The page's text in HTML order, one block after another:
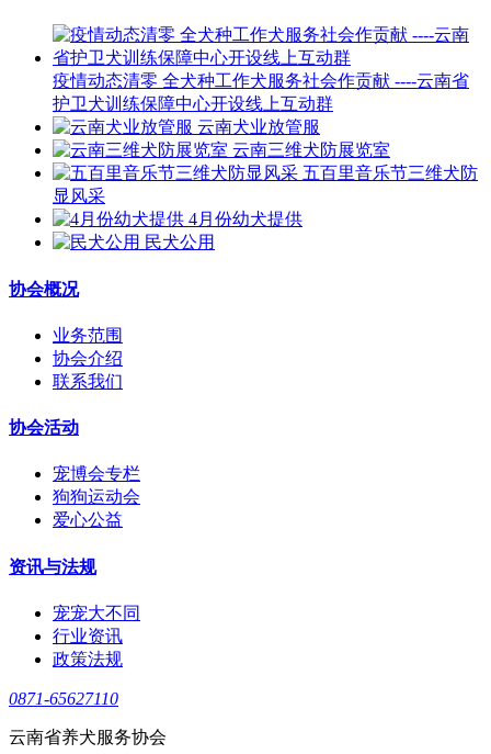
疫情动态清零 全犬种工作犬服务社会作贡献 ----云南省
护卫犬训练保障中心开设线上互动群
云南犬业放管服
云南三维犬防展览室
五百里音乐节三维犬防
显风采
4月份幼犬提供
民犬公用
协会概况
业务范围
协会介绍
联系我们
协会活动
宠博会专栏
狗狗运动会
爱心公益
资讯与法规
宠宠大不同
行业资讯
政策法规
0871-65627110
云南省养犬服务协会